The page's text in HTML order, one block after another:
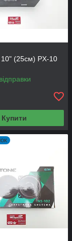
(25см) PX-10
Купити